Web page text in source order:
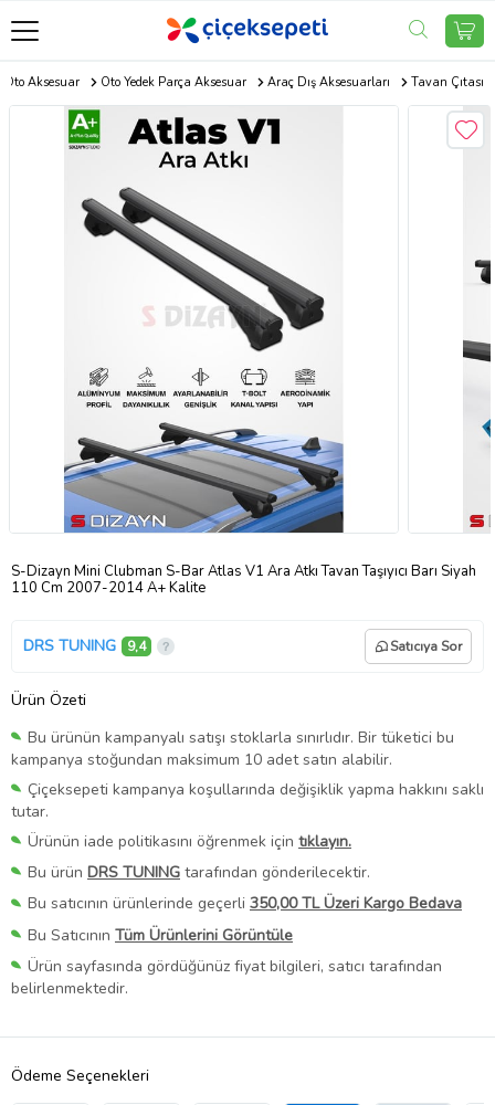
Oto Aksesuar Oto Yedek Parça Aksesuar Araç Dış Aksesuarları Tavan Çıtası
S-Dizayn Mini Clubman S-Bar Atlas V1 Ara Atkı Tavan Taşıyıcı Barı Siyah
110 Cm 2007-2014 A+ Kalite
DRS TUNING 9,4 Satıcıya Sor
Ürün Özeti
Bu ürünün kampanyalı satışı stoklarla sınırlıdır. Bir tüketici bu
kampanya stoğundan maksimum 10 adet satın alabilir.
Çiçeksepeti kampanya koşullarında değişiklik yapma hakkını saklı
tutar.
Ürünün iade politikasını öğrenmek için tıklayın.
Bu ürün DRS TUNING tarafından gönderilecektir.
Bu satıcının ürünlerinde geçerli 350,00 TL Üzeri Kargo Bedava
Bu Satıcının Tüm Ürünlerini Görüntüle
Ürün sayfasında gördüğünüz fiyat bilgileri, satıcı tarafından
belirlenmektedir.
Ödeme Seçenekleri